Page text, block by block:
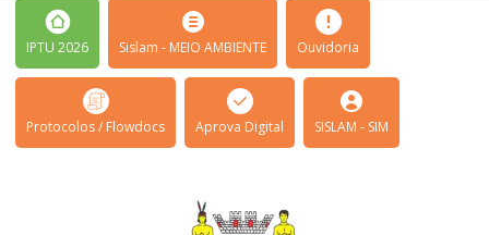
IPTU 2026 Sislam - MEIO AMBIENTE Ouvidoria
Protocolos / Flowdocs Aprova Digital SISLAM - SIM